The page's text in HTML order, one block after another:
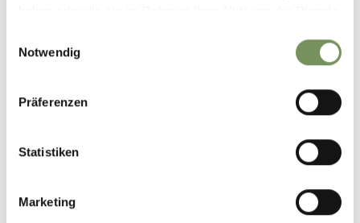
Notwendig
Präferenzen
Statistiken
Marketing